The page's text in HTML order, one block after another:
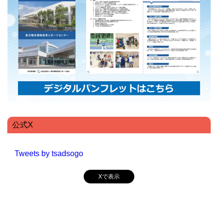
公式X
Tweets by tsadsogo
Xで表示